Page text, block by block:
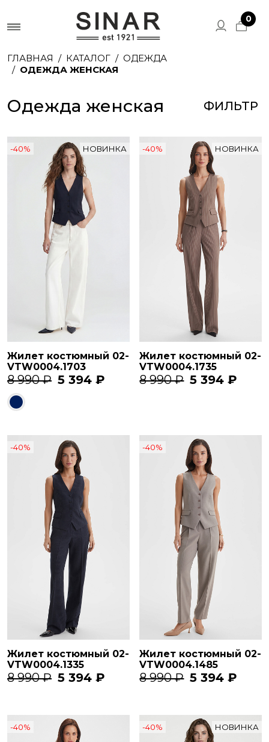
0
ГЛАВНАЯ КАТАЛОГ
ОДЕЖДА
ОДЕЖДА ЖЕНСКАЯ
Одежда женская ФИЛЬТР
-40% НОВИНКА
Жилет костюмный 02-
VTW0004.1703
8 990 ₽ 5 394 ₽
-40% НОВИНКА
Жилет костюмный 02-
VTW0004.1735
8 990 ₽ 5 394 ₽
-40%
Жилет костюмный 02-
VTW0004.1335
8 990 ₽ 5 394 ₽
-40%
Жилет костюмный 02-
VTW0004.1485
8 990 ₽ 5 394 ₽
-40% -40% НОВИНКА